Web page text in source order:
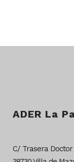
ADER La
C/ Trasera Doctor